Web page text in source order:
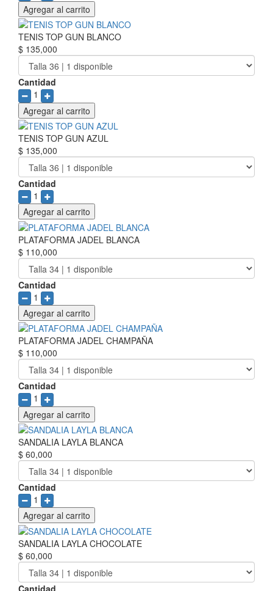
Agregar al carrito
TENIS TOP GUN BLANCO
$ 135,000
Cantidad
1
Agregar al carrito
TENIS TOP GUN AZUL
$ 135,000
Cantidad
1
Agregar al carrito
PLATAFORMA JADEL BLANCA
$ 110,000
Cantidad
1
Agregar al carrito
PLATAFORMA JADEL CHAMPAÑA
$ 110,000
Cantidad
1
Agregar al carrito
SANDALIA LAYLA BLANCA
$ 60,000
Cantidad
1
Agregar al carrito
SANDALIA LAYLA CHOCOLATE
$ 60,000
Cantidad